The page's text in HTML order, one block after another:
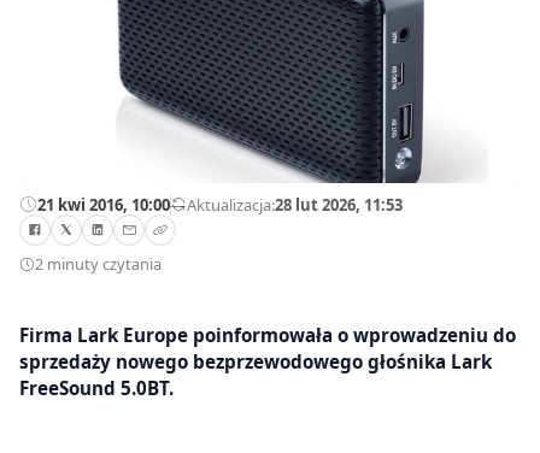
21 kwi 2016, 10:00—Aktualizacja:28 lut 2026, 11:53
2 minuty czytania
Firma Lark Europe poinformowała o wprowadzeniu do
sprzedaży nowego bezprzewodowego głośnika Lark
FreeSound 5.0BT.